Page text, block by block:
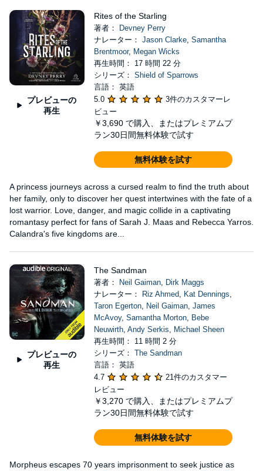
プレビューの
再生
Rites of the Starling
著者：
Devney Perry
ナレーター： Jason Clarke, Samantha
Brentmoor, Megan Wicks
再生時間： 17 時間 22 分
シリーズ： Shield of Sparrows
言語： 英語
5.0
3件のカスタマーレ
ビュー
￥3,690 で購入、またはプレミアムプ
ラン30日間無料体験で試す
無料体験を試す
A princess journeys across a cursed realm to find the truth about
her family, only to discover her quest intertwines with the fate of a
lost warrior. Love, danger, and magic collide in a captivating
romantasy perfect for fans of Sarah J. Maas and Rebecca Yarros.
​Calandra's five kingdoms are...
プレビューの
再生
The Sandman
著者： Neil Gaiman, Dirk Maggs
ナレーター：
Riz Ahmed, Kat Dennings,
Taron Egerton, Neil Gaiman, James
McAvoy, Samantha Morton, Bebe
Neuwirth, Andy Serkis, Michael Sheen
再生時間： 11 時間 2 分
シリーズ： The Sandman
言語： 英語
4.7
21件のカスタマー
レビュー
￥3,270 で購入、またはプレミアムプ
ラン30日間無料体験で試す
無料体験を試す
Morpheus escapes 70 years imprisonment to seek justice as